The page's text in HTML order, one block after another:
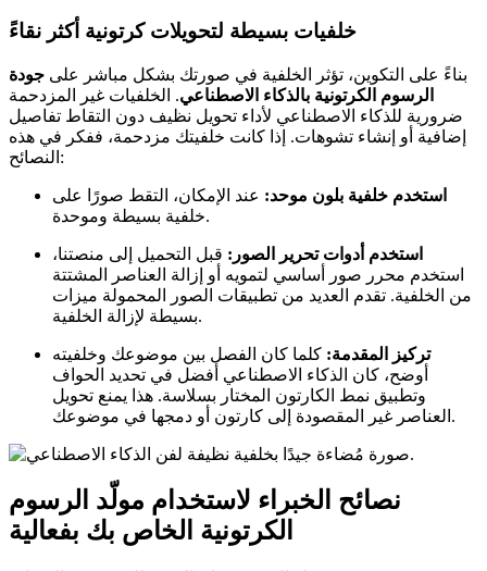
خلفيات بسيطة لتحويلات كرتونية أكثر نقاءً
بناءً على التكوين، تؤثر الخلفية في صورتك بشكل مباشر على جودة
الرسوم الكرتونية بالذكاء الاصطناعي. الخلفيات غير المزدحمة
ضرورية للذكاء الاصطناعي لأداء تحويل نظيف دون التقاط تفاصيل
إضافية أو إنشاء تشوهات. إذا كانت خلفيتك مزدحمة، ففكر في هذه
النصائح:
استخدم خلفية بلون موحد: عند الإمكان، التقط صورًا على
خلفية بسيطة وموحدة.
استخدم أدوات تحرير الصور: قبل التحميل إلى منصتنا،
استخدم محرر صور أساسي لتمويه أو إزالة العناصر المشتتة
من الخلفية. تقدم العديد من تطبيقات الصور المحمولة ميزات
بسيطة لإزالة الخلفية.
تركيز المقدمة: كلما كان الفصل بين موضوعك وخلفيته
أوضح، كان الذكاء الاصطناعي أفضل في تحديد الحواف
وتطبيق نمط الكارتون المختار بسلاسة. هذا يمنع تحويل
العناصر غير المقصودة إلى كارتون أو دمجها في موضوعك.
نصائح الخبراء لاستخدام مولّد الرسوم
الكرتونية الخاص بك بفعالية